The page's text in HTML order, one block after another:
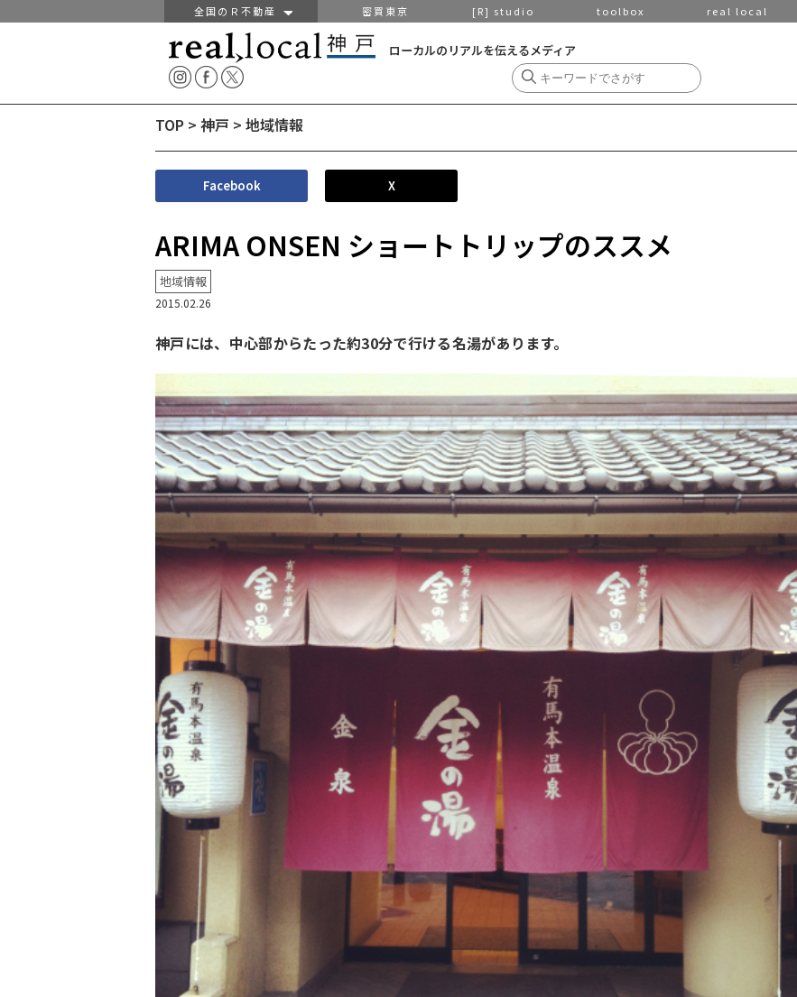
全国のＲ不動産 密買東京 [R] studio toolbox real local
ローカルのリアルを伝えるメディア
TOP > 神戸 > 地域情報
Facebook X
ARIMA ONSEN ショートトリップのススメ
地域情報
2015.02.26
神戸には、中心部からたった約30分で行ける名湯があります。